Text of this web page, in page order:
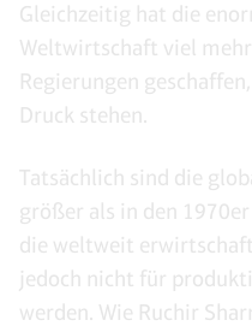
Gleichzeitig hat die
Weltwirtschaft viel
Regierungen
Druck stehen.
Tatsächlich sind die
größer als in den
die weltweit
jedoch nicht für
werden. Wie Ruchir